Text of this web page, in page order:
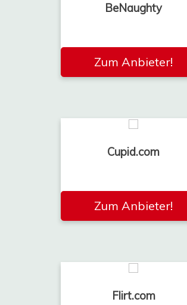
BeNaughty
Zum Anbieter!
Cupid.com
Zum Anbieter!
Flirt.com